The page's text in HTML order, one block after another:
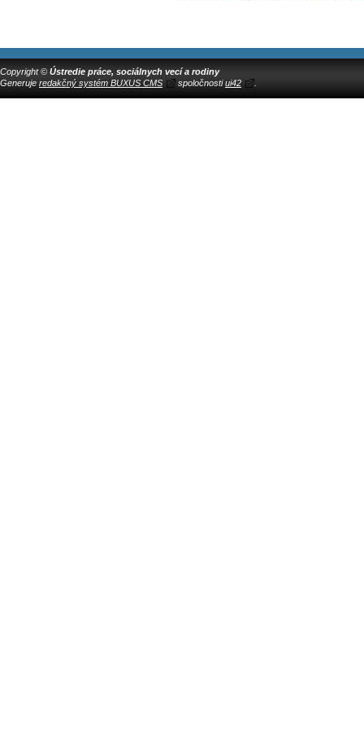
Copyright © Ústredie práce, sociálnych vecí a rodiny
Generuje redakčný systém BUXUS CMS spoločnostiui42